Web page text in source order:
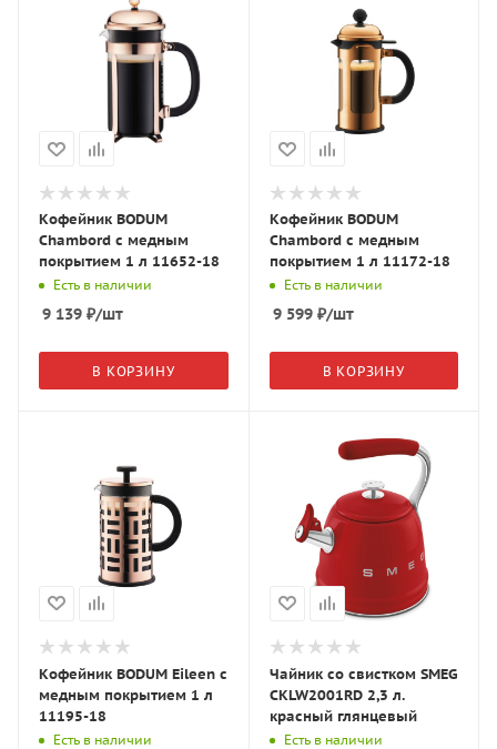
Кофейник BODUM
Chambord с медным
покрытием 1 л 11652-18
Есть в наличии
9 139 ₽/шт
В КОРЗИНУ
Кофейник BODUM
Chambord с медным
покрытием 1 л 11172-18
Есть в наличии
9 599₽/шт
В КОРЗИНУ
Кофейник BODUM Eileen с
медным покрытием 1 л
11195-18
Есть в наличии
Чайник со свистком SMEG
CKLW2001RD 2,3 л.
красный глянцевый
Есть в наличии